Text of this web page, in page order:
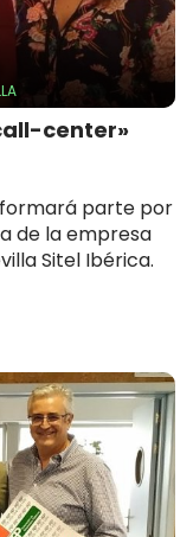
center»
formará parte por
de la empresa
Sitel Ibérica.